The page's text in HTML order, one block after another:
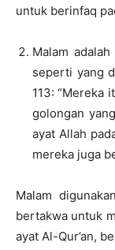
untuk berinfaq
Malam
seperti yang
113: “Mereka
golongan
ayat Allah
mereka juga
Malam
bertakwa untuk
ayat Al-Qur’an,